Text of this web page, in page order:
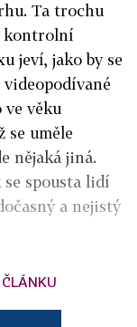
Ta trochu
kontrolní
jeví, jako by se
ve věku
uměle
nějaká jiná.
spousta lidí
a nejistý